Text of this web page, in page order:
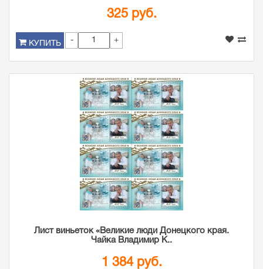
325 руб.
КУПИТЬ - +
Лист виньеток «Великие люди Донецкого края.
Чайка Владимир К..
1 384 руб.